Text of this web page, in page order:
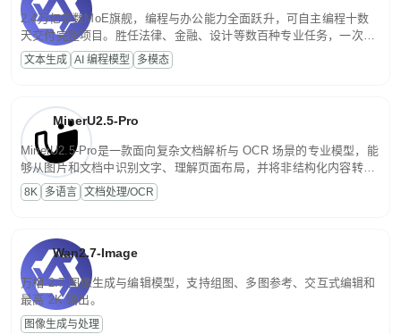
2.4万亿参数MoE旗舰，编程与办公能力全面跃升，可自主编程十数
天交付完整项目。胜任法律、金融、设计等数百种专业任务，一次对
话端到端交付生产级成果。原生视觉理解贯穿规划、执行与验证全流
程，支持超长文档与长视频的深度语义解析。长程任务中自主规划与
文本生成 AI 编程模型 多模态
MinerU2.5-Pro
MinerU2.5-Pro是一款面向复杂文档解析与 OCR 场景的专业模型，能
够从图片和文档中识别文字、理解页面布局，并将非结构化内容转换
为便于存储、检索和二次处理的结构化结果。
8K 多语言 文档处理/OCR
Wan2.7-Image
万相 2.7 图像生成与编辑模型，支持组图、多图参考、交互式编辑和
最高 2K 输出。
图像生成与处理